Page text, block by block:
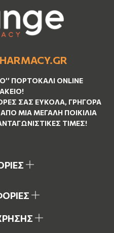
’’ ΠΟΡΤΟΚΑΛΊ ΟNLINE
ΣΑΣ ΕΎΚΟΛΑ, ΓΡΉΓΟΡΑ
ΜΙΑ ΜΕΓΆΛΗ ΠΟΙΚΙΛΊΑ
ΤΙΜΈΣ!